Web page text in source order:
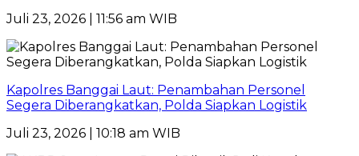
Juli 23, 2026 | 11:56 am WIB
Kapolres Banggai Laut: Penambahan Personel
Segera Diberangkatkan, Polda Siapkan Logistik
Juli 23, 2026 | 10:18 am WIB